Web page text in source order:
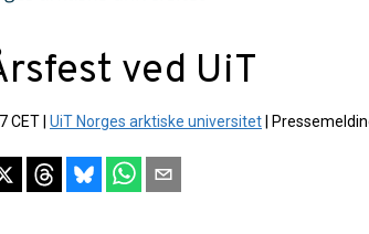
ved UiT
CET UiT Norges arktiske universitet